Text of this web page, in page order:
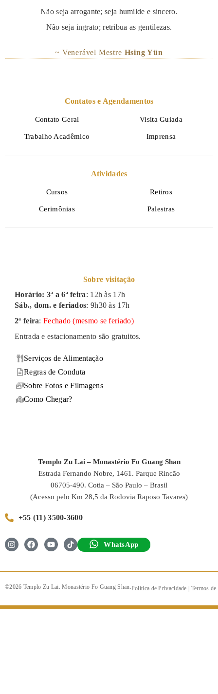
Não seja arrogante; seja humilde e sincero.
Não seja ingrato; retribua as gentilezas.
~ Venerável Mestre Hsing Yün
Templo Zu Lai – Monastério Fo Guang Shan
Estrada Fernando Nobre, 1461. Parque Rincão
06705-490. Cotia – São Paulo – Brasil
(Acesso pelo Km 28,5 da Rodovia Raposo Tavares)
+55 (11) 3500-3600
WhatsApp
Sobre visitação
Horário: 3ª a 6ª feira: 12h às 17h
Sáb., dom. e feriados: 9h30 às 17h
2ª feira:Fechado (mesmo se feriado)
Entrada e estacionamento são gratuitos.
Serviços de Alimentação
Regras de Conduta
Sobre Fotos e Filmagens
Como Chegar?
Contatos e Agendamentos
Contato Geral Visita Guiada
Trabalho Acadêmico Imprensa
Atividades
Cursos Retiros
Cerimônias Palestras
©2026 Templo Zu Lai. Monastério Fo Guang Shan.Política de Privacidade Termos